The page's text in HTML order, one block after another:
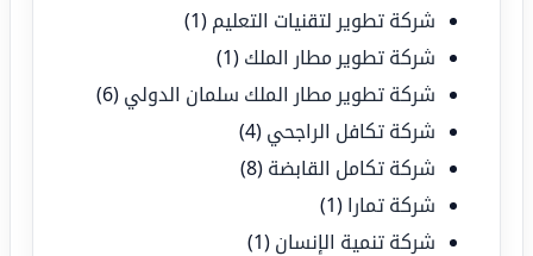
شركة تطوير لتقنيات التعليم (1)
شركة تطوير مطار الملك (1)
شركة تطوير مطار الملك سلمان الدولي (6)
شركة تكافل الراجحي (4)
شركة تكامل القابضة (8)
شركة تمارا (1)
شركة تنمية الإنسان (1)